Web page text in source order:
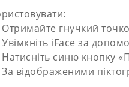
гнучкий
iFace за
синю кнопку
відображеними